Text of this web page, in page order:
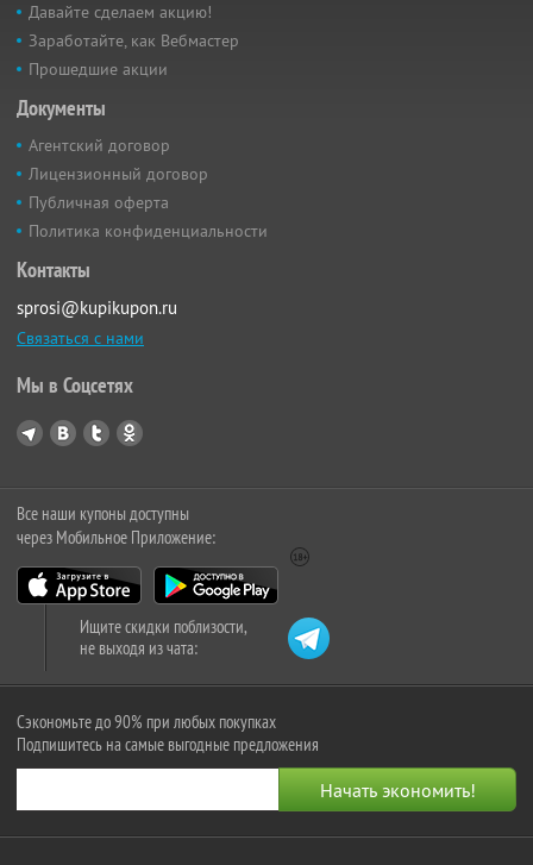
Давайте сделаем акцию!
Заработайте, как Вебмастер
Прошедшие акции
Документы
Агентский договор
Лицензионный договор
Публичная оферта
Политика конфиденциальности
Контакты
sprosi@kupikupon.ru
Связаться с нами
Мы в Соцсетях
Все наши купоны доступны
через Мобильное Приложение:
Ищите скидки поблизости,
не выходя из чата:
Сэкономьте до 90% при любых покупках
Подпишитесь на самые выгодные предложения